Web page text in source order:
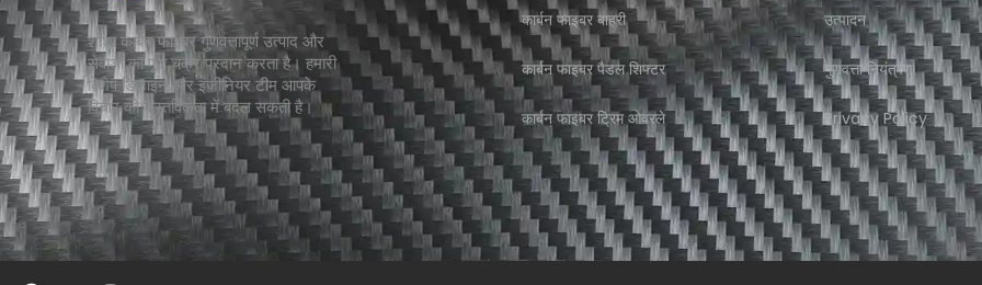
शाशा कार्बन फाइबर गुणवत्तापूर्ण उत्पाद और
सेवाओं का पूरा चक्र प्रदान करता है। हमारी
विशेष डिज़ाइन और इंजीनियर टीम आपके
विचार को वास्तविकता में बदल सकती है।
कार्बन फाइबर बाहरी​
कार्बन फाइबर पैडल शिफ्टर
कार्बन फाइबर ट्रिम ओवरले
उत्पादन
गुणवत्ता नियंत्रण
Privacy Policy